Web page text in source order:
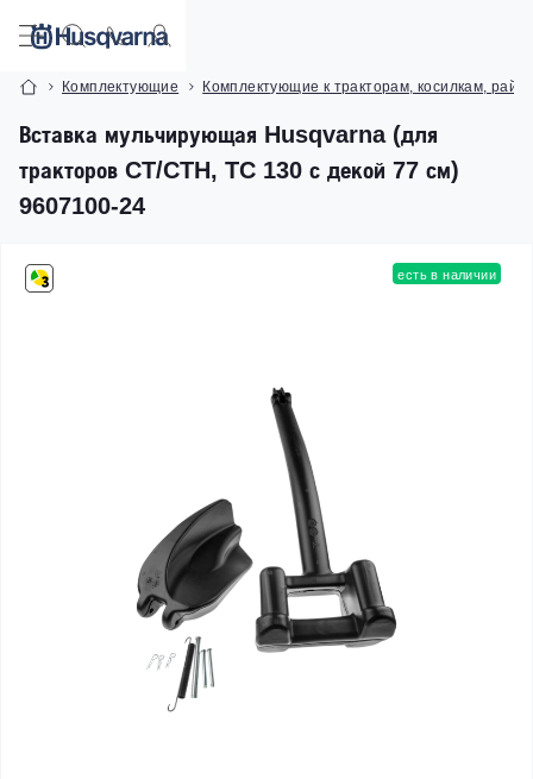
Комплектующие Комплектующие к тракторам, косилкам,
Вставка мульчирующая Husqvarna (для
тракторов CT/CTH, TC 130 с декой 77 см)
9607100-24
есть в наличии